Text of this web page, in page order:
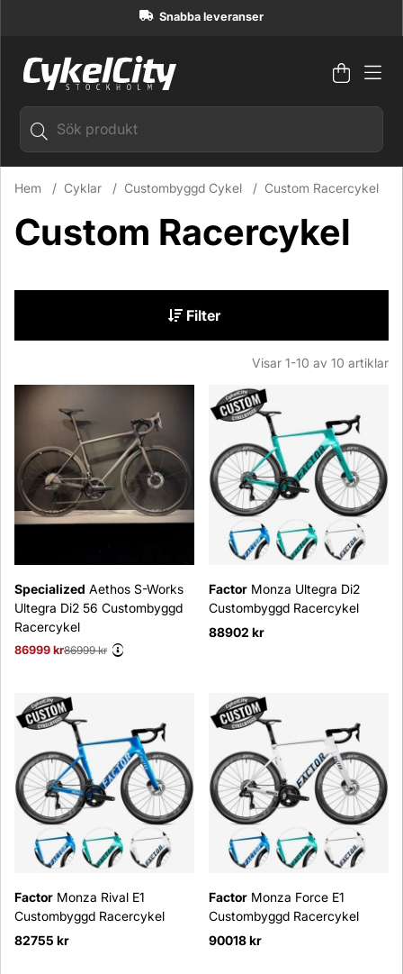
Snabba leveranser
Antal i
.
Hem Cyklar Custombyggd Cykel Custom Racercykel
Custom Racercykel
Filter
Visar 1-10 av 10 artiklar
Produkter
Specialized Aethos S-Works
Ultegra Di2 56 Custombyggd
Racercykel
86999 kr
Ordinarie pris:
86999 kr
Factor Monza Ultegra Di2
Custombyggd Racercykel
88902 kr
Factor Monza Rival E1
Custombyggd Racercykel
82755 kr
Factor Monza Force E1
Custombyggd Racercykel
90018 kr